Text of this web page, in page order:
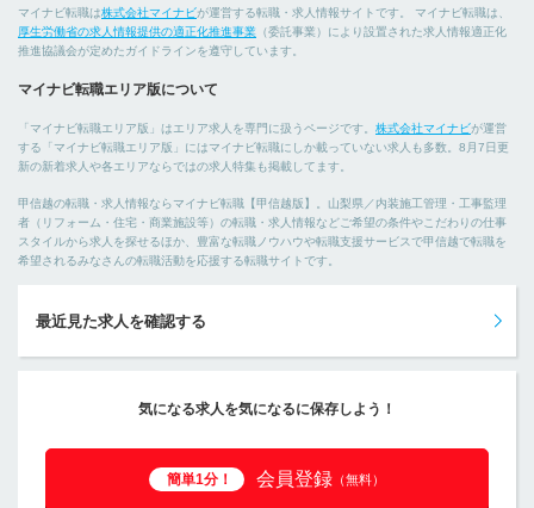
マイナビ転職は株式会社マイナビが運営する転職・求人情報サイトです。 マイナビ転職は、
厚生労働省の求人情報提供の適正化推進事業 （委託事業）により設置された求人情報適正化
推進協議会が定めたガイドラインを遵守しています。
マイナビ転職エリア版について
「マイナビ転職エリア版」はエリア求人を専門に扱うページです。 株式会社マイナビが運営
する「マイナビ転職エリア版」にはマイナビ転職にしか載っていない求人も多数。8月7日更
新の新着求人や各エリアならではの求人特集も掲載してます。
甲信越の転職・求人情報ならマイナビ転職【甲信越版】。山梨県／内装施工管理・工事監理
者（リフォーム・住宅・商業施設等）の転職・求人情報などご希望の条件やこだわりの仕事
スタイルから求人を探せるほか、豊富な転職ノウハウや転職支援サービスで甲信越で転職を
希望されるみなさんの転職活動を応援する転職サイトです。
最近見た求人を確認する
気になる求人を気になるに保存しよう！
簡単1分！ 会員登録 （無料）